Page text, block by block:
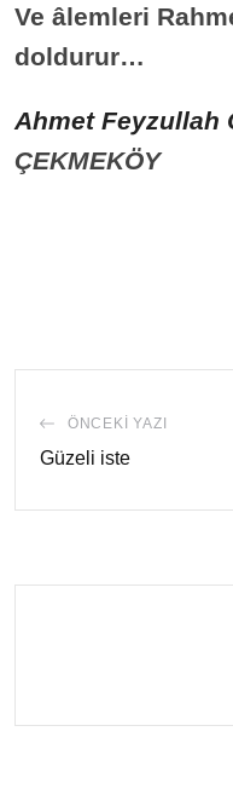
Ve âlemleri
doldurur…
Ahmet Feyzullah
ÇEKMEKÖY
ÖNCEKI YAZI
Güzeli iste